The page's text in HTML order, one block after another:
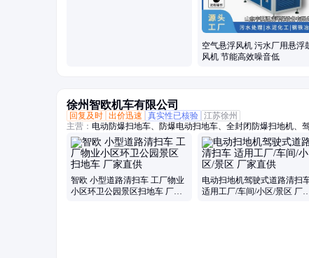
空气悬浮风机 污水厂用悬浮
风机 节能高效噪音低
徐州智欧机车有限公司
回复及时 出价迅速 真实性已核验 江苏徐州
主营： 电动防爆扫地车、防爆电动扫地车、全封闭防爆扫地机、
手把扫地车、小型道路扫地车、物业道路清扫车、驾驶式电动扫
地车、道路清扫车、景区扫地车、环卫清扫车、小区扫地车、防
地机
智欧 小型道路清扫车 工厂物业
小区环卫公园景区扫地车 厂家
电动扫地机驾驶式道路清扫
适用工厂/车间/小区/景区 厂